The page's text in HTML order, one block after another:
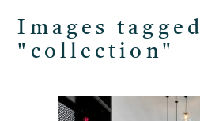
Images tagged
"collection"